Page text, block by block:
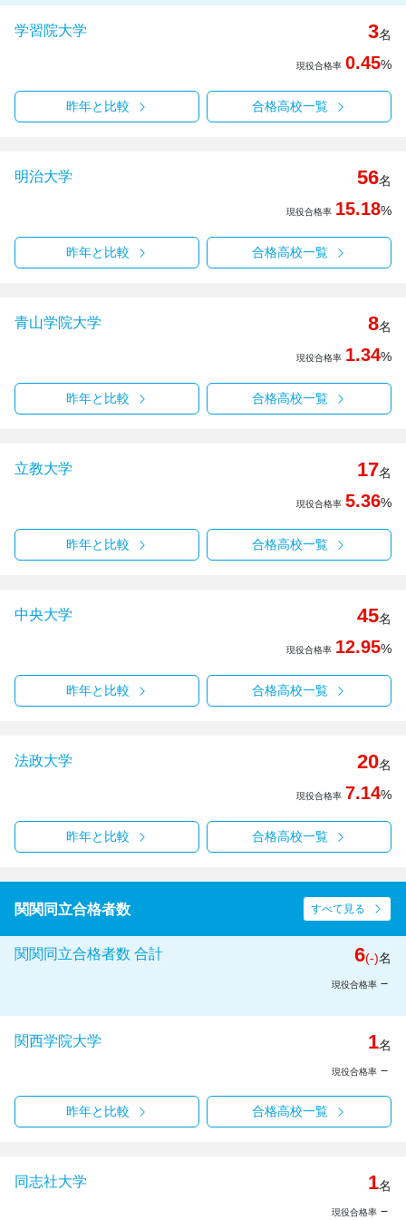
学習院大学 3名
現役合格率 0.45%
昨年と比較 合格高校一覧
明治大学 56名
現役合格率 15.18%
昨年と比較 合格高校一覧
青山学院大学 8名
現役合格率 1.34%
昨年と比較 合格高校一覧
立教大学 17名
現役合格率 5.36%
昨年と比較 合格高校一覧
中央大学 45名
現役合格率 12.95%
昨年と比較 合格高校一覧
法政大学 20名
現役合格率 7.14%
昨年と比較 合格高校一覧
関関同立合格者数 すべて見る
関関同立合格者数 合計 6(-)名
現役合格率 －
関西学院大学 1名
現役合格率 －
昨年と比較 合格高校一覧
同志社大学 1名
現役合格率 －